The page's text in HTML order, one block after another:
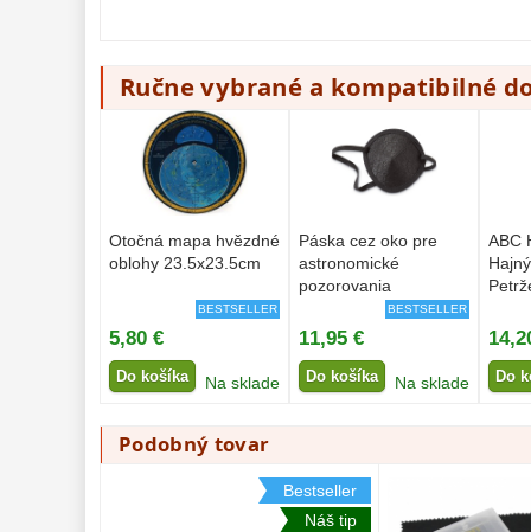
Ručne vybrané a kompatibilné
Otočná mapa hvězdné
oblohy 23.5x23.5cm
BESTSELLER
5,80 €
Do košíka Na sklade
Páska cez oko pre
astronomické
pozorovania
BESTSELLER
11,95 €
Do košíka Na sklade
ABC
Do
Podobný tovar
Bestseller
Náš tip